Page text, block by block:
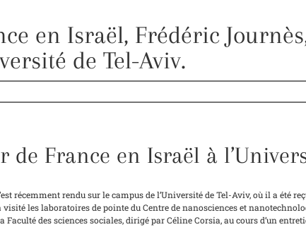
en Israël, Frédéric
de Tel-Aviv.
de France en Israël à
récemment rendu sur le campus de l’Université de Tel-Aviv, où il a été
les laboratoires de pointe du Centre de nanosciences et
des sciences sociales, dirigé par Céline Corsia, au cours d’un